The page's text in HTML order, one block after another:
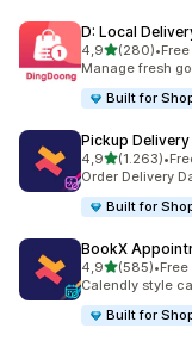
D: Local
4,9de 5 estrelas
(280)
280 total de•
Manage fresh
Built for
Pickup
4,9de 5 estrelas
(1.263)
1263 total de•
Order Delivery
Built for
BookX
4,9de 5 estrelas
(585)
585 total de•
Calendly style
Built for